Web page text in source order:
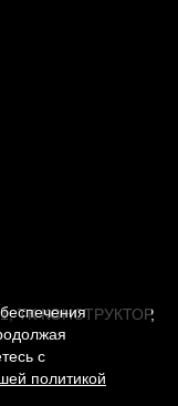
1, ТК КОНСТРУКТОР,
с
политикой